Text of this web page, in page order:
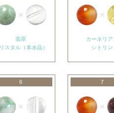
翡翠
スタル（本水晶）
カーネリア
シトリン
6 7